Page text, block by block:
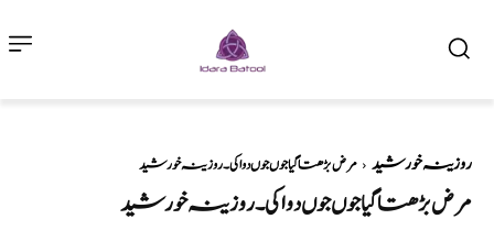
روزینہ خورشید مرض بڑھتا گیاجوں جوں دوا کی ۔ روزینہ خورشید
مرض بڑھتا گیاجوں جوں دوا کی ۔ روزینہ خورشید